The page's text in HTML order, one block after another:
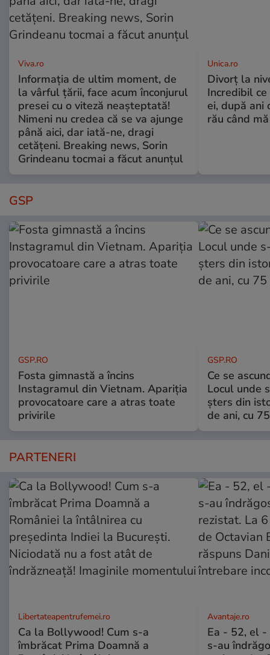
Viva.ro
Informația de ultim moment, de
la vârful țării, face acum înconjurul
presei cu o viteză neașteptată!
Nimeni nu credea că se va ajunge
până aici, dar iată-ne, dragi
cetățeni. Breaking news, Sorin
Grindeanu tocmai a făcut anunțul
Unica.ro
Divorț la
Incredibil
ei, după ani
rău când
GSP
GSP.RO
Fosta gimnastă a încins
Instagramul din Vietnam. Apariția
provocatoare care a atras toate
privirile
GSP.RO
Ce se
Locul unde
șters din
de ani, cu
PARTENERI
Libertateapentrufemei.ro
Ca la Bollywood! Cum s-a
îmbrăcat Prima Doamnă a
Avantaje.ro
Ea - 52, el -
s-au